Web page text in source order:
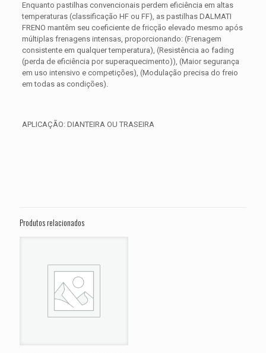
Enquanto pastilhas convencionais perdem eficiência em altas
temperaturas (classificação HF ou FF), as pastilhas DALMATI
FRENO mantêm seu coeficiente de fricção elevado mesmo após
múltiplas frenagens intensas, proporcionando: (Frenagem
consistente em qualquer temperatura), (Resistência ao fading
(perda de eficiência por superaquecimento)), (Maior segurança
em uso intensivo e competições), (Modulação precisa do freio
em todas as condições).
APLICAÇÃO: DIANTEIRA OU TRASEIRA
FLTRK ANO 2020 2021 2022”
obrigatórios são marcados com
Sua avaliação
1 de 5
2 de 5
Produtos relacionados